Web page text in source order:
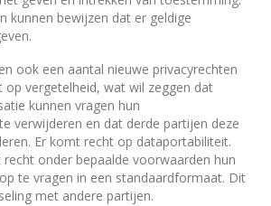
kunnen bewijzen dat er geldige
ook een aantal nieuwe privacyrechten
op vergetelheid, wat wil zeggen dat
kunnen vragen hun
verwijderen en dat derde partijen deze
Er komt recht op dataportabiliteit.
onder bepaalde voorwaarden hun
te vragen in een standaardformaat. Dit
met andere partijen.